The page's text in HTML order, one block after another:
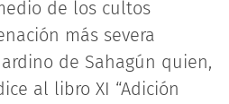
de los cultos
más severa
de Sahagún quien,
al libro XI “Adición